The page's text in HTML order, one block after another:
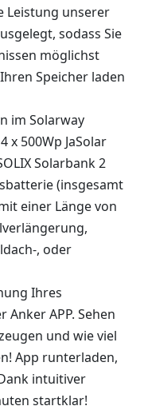
Leistung unserer
sodass Sie
möglichst
Speicher laden
im Solarway
x 500Wp JaSolar
Solarbank 2
(insgesamt
einer Länge von
, oder
Ihres
APP. Sehen
und wie viel
App runterladen,
intuitiver
startklar!